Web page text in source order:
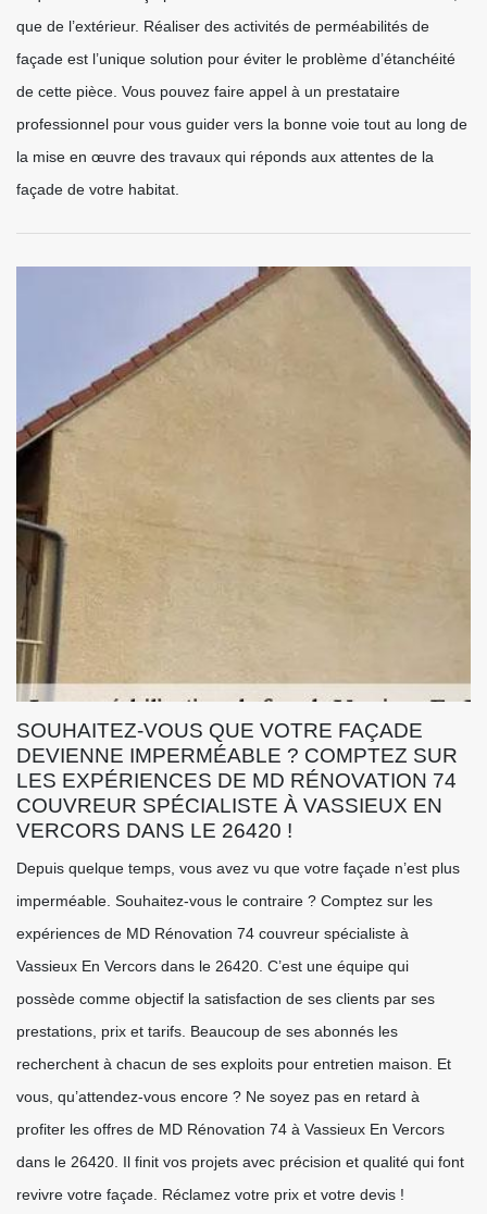
que de l’extérieur. Réaliser des activités de perméabilités de
façade est l’unique solution pour éviter le problème d’étanchéité
de cette pièce. Vous pouvez faire appel à un prestataire
professionnel pour vous guider vers la bonne voie tout au long de
la mise en œuvre des travaux qui réponds aux attentes de la
façade de votre habitat.
SOUHAITEZ-VOUS QUE VOTRE FAÇADE
DEVIENNE IMPERMÉABLE ? COMPTEZ SUR
LES EXPÉRIENCES DE MD RÉNOVATION 74
COUVREUR SPÉCIALISTE À VASSIEUX EN
VERCORS DANS LE 26420 !
Depuis quelque temps, vous avez vu que votre façade n’est plus
imperméable. Souhaitez-vous le contraire ? Comptez sur les
expériences de MD Rénovation 74 couvreur spécialiste à
Vassieux En Vercors dans le 26420. C’est une équipe qui
possède comme objectif la satisfaction de ses clients par ses
prestations, prix et tarifs. Beaucoup de ses abonnés les
recherchent à chacun de ses exploits pour entretien maison. Et
vous, qu’attendez-vous encore ? Ne soyez pas en retard à
profiter les offres de MD Rénovation 74 à Vassieux En Vercors
dans le 26420. Il finit vos projets avec précision et qualité qui font
revivre votre façade. Réclamez votre prix et votre devis !